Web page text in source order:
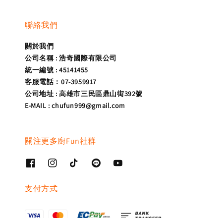
聯絡我們
關於我們
公司名稱 : 浩奇國際有限公司
統一編號 : 45141455
客服電話：07-3959917
公司地址 : 高雄市三民區鼎山街392號
E-MAIL : chufun999@gmail.com
關注更多廚Fun社群
支付方式